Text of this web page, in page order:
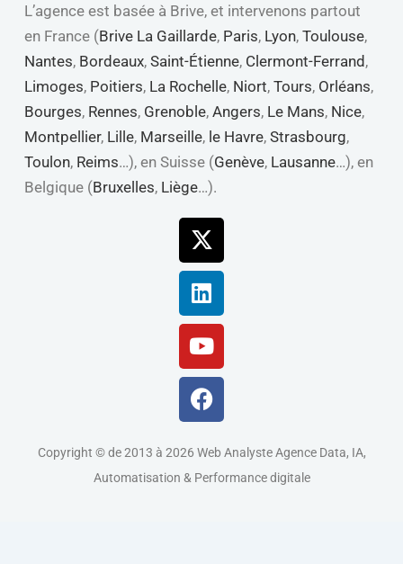
L’agence est basée à Brive, et intervenons partout
en France (Brive La Gaillarde, Paris, Lyon, Toulouse,
Nantes, Bordeaux, Saint-Étienne, Clermont-Ferrand,
Limoges, Poitiers, La Rochelle, Niort, Tours, Orléans,
Bourges, Rennes, Grenoble, Angers, Le Mans, Nice,
Montpellier, Lille, Marseille, le Havre, Strasbourg,
Toulon, Reims…), en Suisse (Genève, Lausanne…), en
Belgique (Bruxelles, Liège…).
X-
twitter
Linkedin
Youtube
Facebook
Copyright © de 2013 à 2026 Web Analyste Agence Data, IA,
Automatisation & Performance digitale